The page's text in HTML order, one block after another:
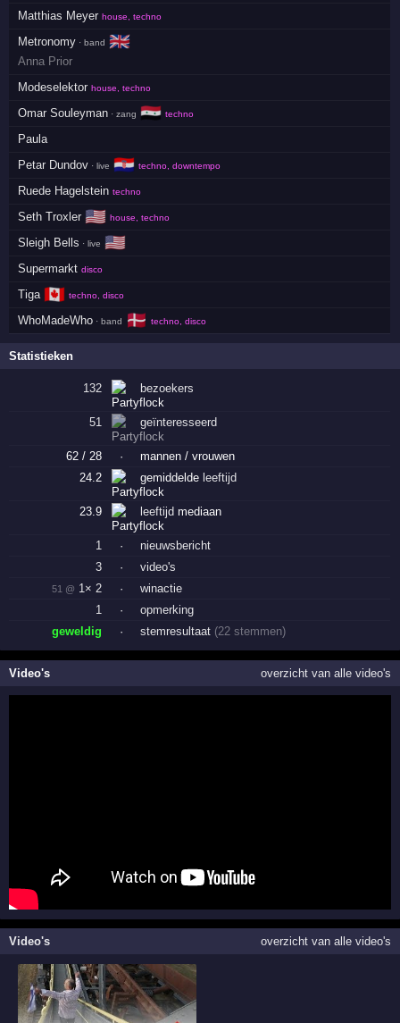
Matthias Meyer house, techno
Metronomy · band 🇬🇧
Anna Prior
Modeselektor house, techno
Omar Souleyman · zang 🇸🇾 techno
Paula
Petar Dundov · live 🇭🇷 techno, downtempo
Ruede Hagelstein techno
Seth Troxler 🇺🇸 house, techno
Sleigh Bells · live 🇺🇸
Supermarkt disco
Tiga 🇨🇦 techno, disco
WhoMadeWho · band 🇩🇰 techno, disco
Statistieken
132 bezoekers
51 geïnteresseerd
62 / 28 ·
mannen / vrouwen
24.2
gemiddelde leeftijd
23.9 leeftijd mediaan
1 ·
nieuwsbericht
3
· video's
51 @ 1× 2 ·
winactie
1
·
opmerking
geweldig
· stemresultaat (22 stemmen)
Video's overzicht van alle video's
Video's overzicht van alle video's